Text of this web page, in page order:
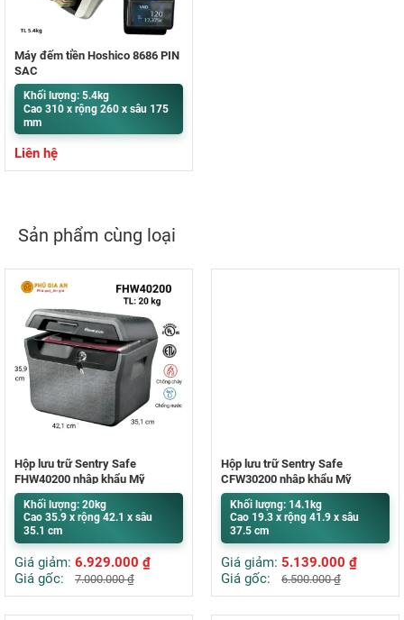
Máy đếm tiền Hoshico 8686 PIN
SẠC
Khối lượng: 5.4kg
Cao 310 x rộng 260 x sâu 175
mm
Liên hệ
Sản phẩm cùng loại
Hộp lưu trữ Sentry Safe
FHW40200 nhập khẩu Mỹ
Khối lượng: 20kg
Cao 35.9 x rộng 42.1 x sâu
35.1 cm
Giá giảm: 6.929.000 ₫
Giá gốc:
7.000.000₫
Hộp lưu trữ Sentry Safe
CFW30200 nhập khẩu Mỹ
Khối lượng: 14.1kg
Cao 19.3 x rộng 41.9 x sâu
37.5 cm
Giá giảm: 5.139.000 ₫
Giá gốc:
6.500.000₫